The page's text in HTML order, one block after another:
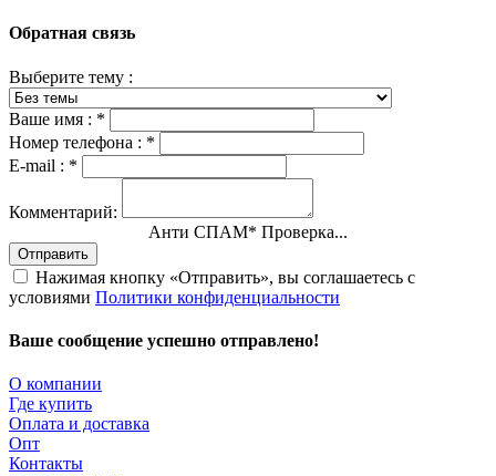
Обратная связь
Выберите тему :
Ваше имя : *
Номер телефона : *
E-mail : *
Комментарий:
Анти СПАМ* Проверка...
Отправить
Нажимая кнопку «Отправить», вы соглашаетесь с
условиями Политики конфиденциальности
Ваше сообщение успешно отправлено!
О компании
Где купить
Оплата и доставка
Опт
Контакты